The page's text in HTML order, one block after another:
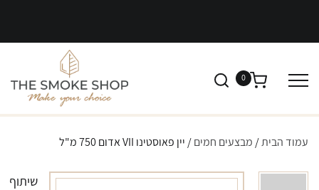
0
עמוד הבית/ מבצעים חמים/ יין פאוסטינו VII אדום 750 מ"ל
שיתוף